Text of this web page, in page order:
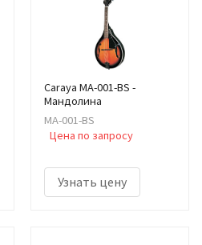
Caraya MA-001-BS -
Мандолина
MA-001-BS
Цена по запросу
Узнать цену